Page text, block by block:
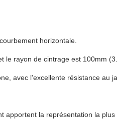
horizontale.
le rayon de cintrage est 100mm
avec l'excellente résistance au
apportent la représentation la